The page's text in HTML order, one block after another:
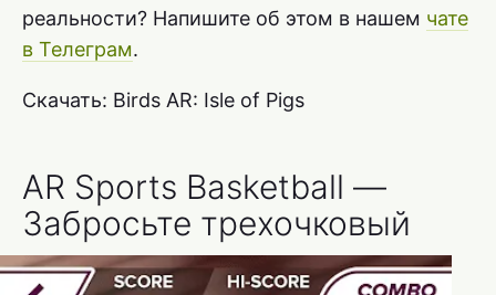
реальности? Напишите об этом в нашем чате
в Телеграм.
Скачать: Birds AR: Isle of Pigs
AR Sports Basketball —
Забросьте трехочковый